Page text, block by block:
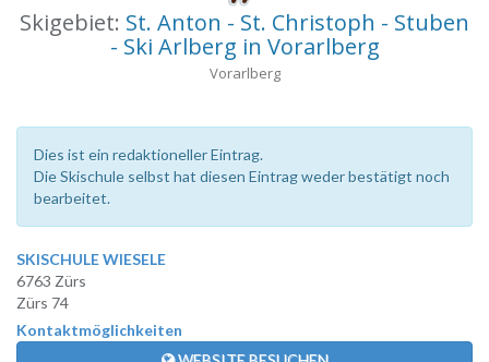
Skigebiet: St. Anton - St. Christoph - Stuben
- Ski Arlberg in Vorarlberg
Vorarlberg
Dies ist ein redaktioneller Eintrag.
Die Skischule selbst hat diesen Eintrag weder bestätigt noch
bearbeitet.
SKISCHULE WIESELE
6763 Zürs
Zürs 74
Kontaktmöglichkeiten